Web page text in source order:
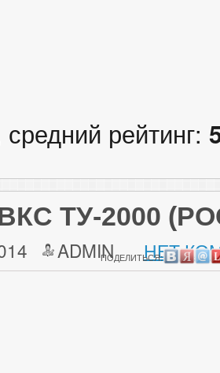
средний рейтинг:
ТУ-2000
ADMIN НЕТ
ПОДЕЛИТЬСЯ: